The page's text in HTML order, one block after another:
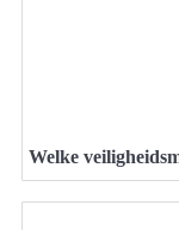
Welke